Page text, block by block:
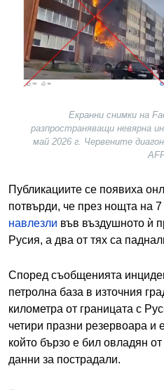
Екранни снимки на
разпространяващи невярна
май 2026 г. Червените
Публикациите се появиха
потвърди, че през нощта на
навлезли във въздушното ѝ
Русия, а два от тях са
Според съобщенията
петролна база в източния
километра от границата с
четири празни резервоара и
който бързо е бил овладян
данни за пострадали.